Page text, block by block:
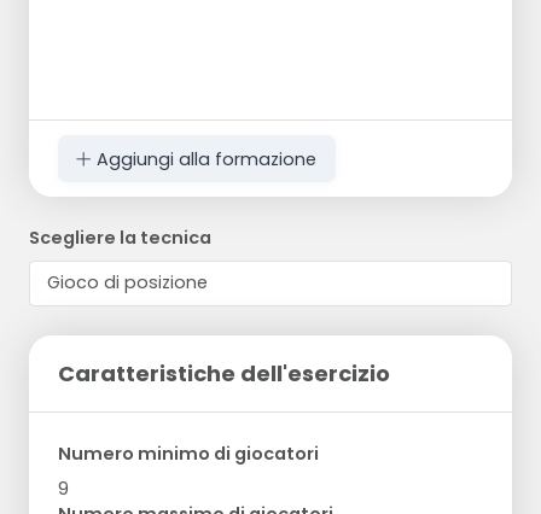
Aggiungi alla formazione
Scegliere la tecnica
Caratteristiche dell'esercizio
Numero minimo di giocatori
9